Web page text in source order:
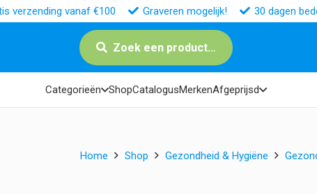
verzending vanaf €100 Graveren mogelijk! 30 dagen
Zoek een product…
Categorieën ShopCatalogusMerkenAfgeprijsd
Home Shop Gezondheid & Hygiëne